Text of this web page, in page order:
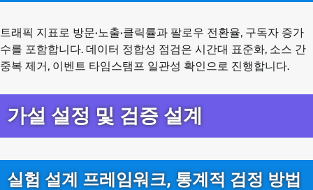
트래픽 지표로 방문·노출·클릭률과 팔로우 전환율, 구독자 증가
수를 포함합니다. 데이터 정합성 점검은 시간대 표준화, 소스 간
중복 제거, 이벤트 타임스탬프 일관성 확인으로 진행합니다.
가설 설정 및 검증 설계
실험 설계 프레임워크, 통계적 검정 방법